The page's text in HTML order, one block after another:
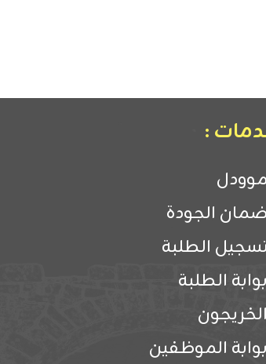
:
موودل
ضمان الجودة
الطلبة
بوابة الطلبة
الخريجون
بوابة الموظفين